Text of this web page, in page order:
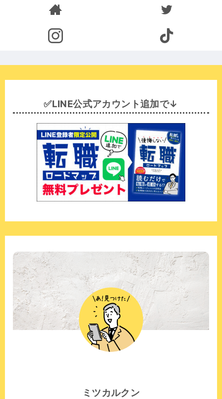
✅LINE公式アカウント追加で↓
ミツカルクン